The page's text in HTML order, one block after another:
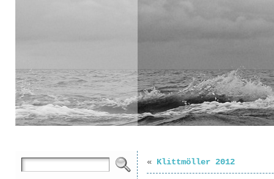
« Klittmöller 2012